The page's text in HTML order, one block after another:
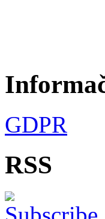
GDPR
RSS